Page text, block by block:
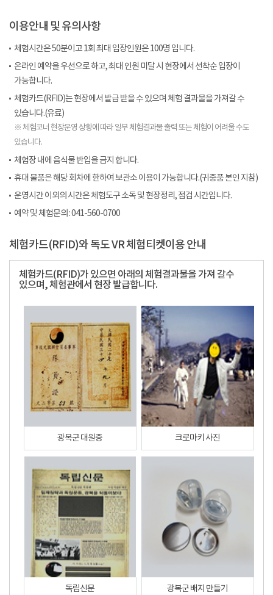
이용안내 및 유의사항
체험시간은 50분이고 1회 최대 입장인원은 100명 입니다.
온라인 예약을 우선으로 하고, 최대 인원 미달 시 현장에서 선착순 입장이
가능합니다.
체험카드(RFID)는 현장에서 발급 받을 수 있으며 체험 결과물을 가져갈 수
있습니다.(유료)
※ 체험코너 현장운영 상황에 따라 일부 체험결과물 출력 또는 체험이 어려울 수도
있습니다.
체험장 내에 음식물 반입을 금지 합니다.
휴대 물품은 해당 회차에 한하여 보관소 이용이 가능합니다.(귀중품 본인 지참)
운영시간 이외의 시간은 체험도구 소독 및 현장정리, 점검 시간입니다.
예약 및 체험문의 : 041-560-0700
체험카드(RFID)와 독도 VR 체험티켓이용 안내
체험카드(RFID)가 있으면 아래의 체험결과물을 가져 갈수
있으며, 체험관에서 현장 발급합니다.
광복군 대원증 크로마키 사진
독립신문 광복군 배지 만들기